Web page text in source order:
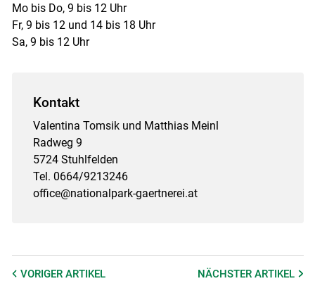
Mo bis Do, 9 bis 12 Uhr
Fr, 9 bis 12 und 14 bis 18 Uhr
Sa, 9 bis 12 Uhr
Kontakt
Valentina Tomsik und Matthias Meinl
Radweg 9
5724 Stuhlfelden
Tel. 0664/9213246
office@nationalpark-gaertnerei.at
VORIGER ARTIKEL NÄCHSTERARTIKEL